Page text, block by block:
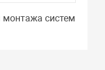
систем